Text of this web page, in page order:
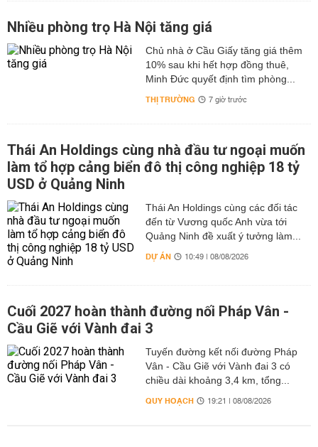
Nhiều phòng trọ Hà Nội tăng giá
Chủ nhà ở Cầu Giấy tăng giá thêm
10% sau khi hết hợp đồng thuê,
Minh Đức quyết định tìm phòng...
THỊ TRƯỜNG 7 giờ trước
Thái An Holdings cùng nhà đầu tư ngoại muốn
làm tổ hợp cảng biển đô thị công nghiệp 18 tỷ
USD ở Quảng Ninh
Thái An Holdings cùng các đối tác
đến từ Vương quốc Anh vừa tới
Quảng Ninh đề xuất ý tưởng làm...
DỰ ÁN 10:49 | 08/08/2026
Cuối 2027 hoàn thành đường nối Pháp Vân -
Cầu Giẽ với Vành đai 3
Tuyến đường kết nối đường Pháp
Vân - Cầu Giẽ với Vành đai 3 có
chiều dài khoảng 3,4 km, tổng...
QUY HOẠCH 19:21 | 08/08/2026